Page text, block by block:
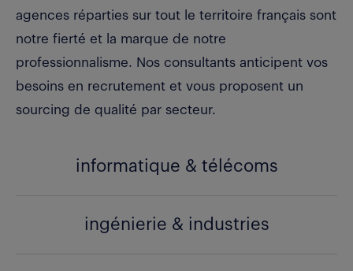
agences réparties sur tout le territoire français sont
notre fierté et la marque de notre
professionnalisme. Nos consultants anticipent vos
besoins en recrutement et vous proposent un
sourcing de qualité par secteur.
informatique & télécoms
ingénierie & industries